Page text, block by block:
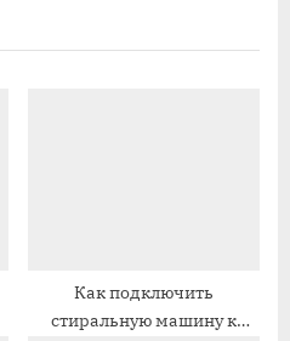
Как подключить
стиральную машину к